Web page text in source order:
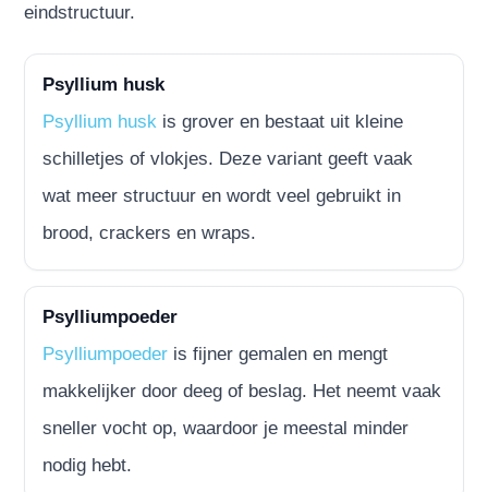
eindstructuur.
Psyllium husk
Psyllium husk is grover en bestaat uit kleine
schilletjes of vlokjes. Deze variant geeft vaak
wat meer structuur en wordt veel gebruikt in
brood, crackers en wraps.
Psylliumpoeder
Psylliumpoeder is fijner gemalen en mengt
makkelijker door deeg of beslag. Het neemt vaak
sneller vocht op, waardoor je meestal minder
nodig hebt.